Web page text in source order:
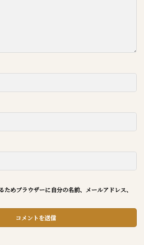
ためブラウザーに自分の名前、メールアドレス、